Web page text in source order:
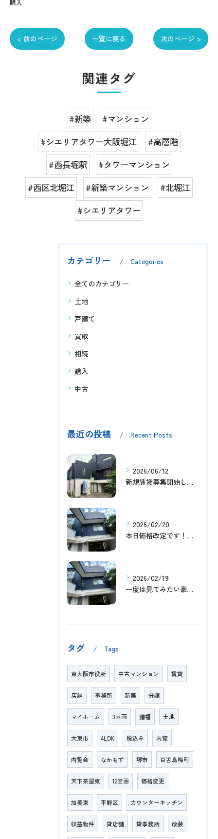
購入
< 前のページ 一覧に戻る 次のページ >
関連タグ
#新築
#マンション
#シエリアタワー大阪堀江
#高層階
#西長堀駅
#タワーマンション
#西区北堀江
#新築マンション
#北堀江
#シエリアタワー
カテゴリー Categories
全てのカテゴリー
土地
戸建て
買取
相続
購入
中古
最近の投稿 Recent Posts
2026/06/12
新規賃貸募集開始しました！
2026/02/20
本日価格改定です！！このチャンスお見逃しなく！！！
2026/02/19
一度は見てみたい豪邸！！内覧受付中です～☆
タグ Tags
東大阪市役所 中古マンション 賃貸
店舗 事務所 新築 分譲
マイホーム 3区画 諸福 土地
大東市 4LDK 税込み 内覧
内覧会 なかもず 堺市 百舌鳥梅町
天下茶屋東 12区画 価格変更
加美東 平野区 カウンターキッチン
収益物件 貸店舗 貸事務所 改装